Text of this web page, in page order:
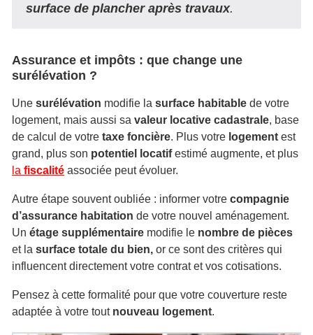
surface de plancher après travaux.
Assurance et impôts : que change une
surélévation ?
Une surélévation modifie la surface habitable de votre
logement, mais aussi sa valeur locative cadastrale, base
de calcul de votre taxe foncière. Plus votre logement est
grand, plus son potentiel locatifestimé augmente, et plus
la fiscalité associée peut évoluer.
Autre étape souvent oubliée : informer votre compagnie
d’assurance habitation de votre nouvel aménagement.
Un étage supplémentaire modifie le nombre de pièces
et la surface totale du bien, or ce sont des critères qui
influencent directement votre contrat et vos cotisations.
Pensez à cette formalité pour que votre couverture reste
adaptée à votre tout nouveau logement.